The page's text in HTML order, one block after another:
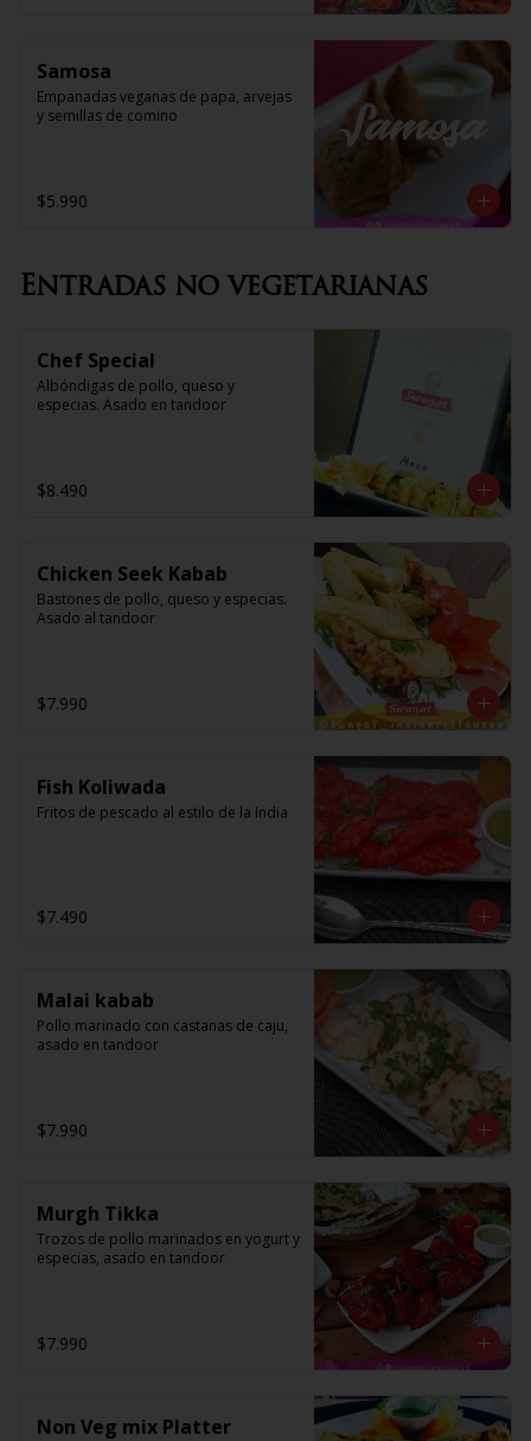
Samosa
Empanadas veganas de papa, arvejas
y semillas de comino
$5.990
Entradas no vegetarianas
Chef Special
Albóndigas de pollo, queso y
especias. Asado en tandoor
$8.490
Chicken Seek Kabab
Bastones de pollo, queso y especias.
Asado al tandoor
$7.990
Fish Koliwada
Fritos de pescado al estilo de la India
$7.490
Malai kabab
Pollo marinado con castanas de caju,
asado en tandoor
$7.990
Murgh Tikka
Trozos de pollo marinados en yogurt y
especias, asado en tandoor
$7.990
Non Veg mix Platter